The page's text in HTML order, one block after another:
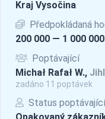
Kraj Vysočina
Předpokládaná
200 000 — 1 000
Poptávající
Michał Rafał W.,
zadáno 11 poptávek
Status